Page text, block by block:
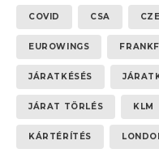
COVID CSA
EUROWINGS
JÁRATKÉSÉS
JÁRAT TÖRLÉS KLM
KÁRTÉRÍTÉS